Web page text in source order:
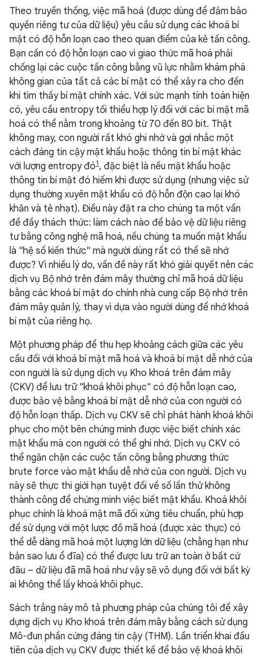
Theo truyền thống, việc mã hoá (được dùng để đảm bảo
quyền riêng tư của dữ liệu) yêu cầu sử dụng các khoá bí
mật có độ hỗn loạn cao theo quan điểm của kẻ tấn công.
Bạn cần có độ hỗn loạn cao vì giao thức mã hoá phải
chống lại các cuộc tấn công bằng vũ lực nhằm khám phá
không gian của tất cả các bí mật có thể xảy ra cho đến
khi tìm thấy bí mật chính xác. Với sức mạnh tính toán hiện
có, yêu cầu entropy tối thiểu hợp lý đối với các bí mật mã
hoá có thể nằm trong khoảng từ 70 đến 80 bit. Thật
không may, con người rất khó ghi nhớ và gợi nhắc một
cách đáng tin cậy mật khẩu hoặc thông tin bí mật khác
với lượng entropy đó1, đặc biệt là nếu mật khẩu hoặc
thông tin bí mật đó hiếm khi được sử dụng (nhưng việc sử
dụng thường xuyên mật khẩu có độ hỗn độn cao lại khó
khăn và tẻ nhạt). Điều này đặt ra cho chúng ta một vấn
đề đầy thách thức: làm cách nào để bảo vệ dữ liệu riêng
tư bằng công nghệ mã hoá, nếu chúng ta muốn mật khẩu
là "hệ số kiến thức" mà người dùng rất có thể sẽ nhớ
được? Vì nhiều lý do, vấn đề này rất khó giải quyết nên các
dịch vụ Bộ nhớ trên đám mây thường chỉ mã hoá dữ liệu
bằng các khoá bí mật do chính nhà cung cấp Bộ nhớ trên
đám mây quản lý, thay vì dựa vào người dùng để nhớ khoá
bí mật của riêng họ.
Một phương pháp để thu hẹp khoảng cách giữa các yêu
cầu đối với khoá bí mật mã hoá và khoá bí mật dễ nhớ của
con người là sử dụng dịch vụ Kho khoá trên đám mây
(CKV) để lưu trữ "khoá khôi phục" có độ hỗn loạn cao,
được bảo vệ bằng khoá bí mật dễ nhớ của con người có
độ hỗn loạn thấp. Dịch vụ CKV sẽ chỉ phát hành khoá khôi
phục cho một bên chứng minh được việc biết chính xác
mật khẩu mà con người có thể ghi nhớ. Dịch vụ CKV có
thể ngăn chặn các cuộc tấn công bằng phương thức
brute force vào mật khẩu dễ nhớ của con người. Dịch vụ
này sẽ thực thi giới hạn tuyệt đối về số lần thử không
thành công để chứng minh việc biết mật khẩu. Khoá khôi
phục chính là khoá mật mã đối xứng tiêu chuẩn, phù hợp
để sử dụng với một lược đồ mã hoá (được xác thực) có
thể dễ dàng mã hoá một lượng lớn dữ liệu (chẳng hạn như
bản sao lưu ổ đĩa) có thể được lưu trữ an toàn ở bất cứ
đâu – dữ liệu đã mã hoá như vậy sẽ vô dụng đối với bất kỳ
ai không thể lấy khoá khôi phục.
Sách trắng này mô tả phương pháp của chúng tôi để xây
dựng dịch vụ Kho khoá trên đám mây bằng cách sử dụng
Mô-đun phần cứng đáng tin cậy (THM). Lần triển khai đầu
tiên của dịch vụ CKV được thiết kế để bảo vệ khoá khôi